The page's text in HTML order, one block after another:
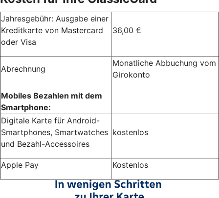
Jahresgebühr: Ausgabe einer
Kreditkarte von Mastercard
oder Visa
36,00 €
Abrechnung
Monatliche Abbuchung vom
Girokonto
Mobiles Bezahlen mit dem
Smartphone:
Digitale Karte für Android-
Smartphones, Smartwatches
und Bezahl-Accessoires
kostenlos
Apple Pay Kostenlos